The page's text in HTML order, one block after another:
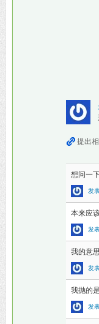
想问一
发
本来应
发
我的意
发
我抛的
发